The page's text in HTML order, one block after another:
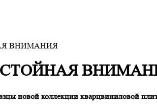
ВНИМАНИЯ
новой коллекции кварцвиниловой